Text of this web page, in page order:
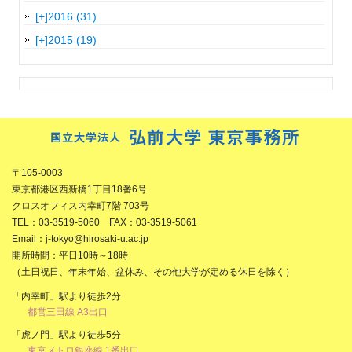
[+]2016 (31)
[+]2015 (19)
〒105-0003
東京都港区西新橋1丁目18番6号
クロスオフィス内幸町7階 703号
TEL：03-3519-5060 FAX：03-3519-5061
Email：j-tokyo@hirosaki-u.ac.jp
開所時間：平日10時～18時
（土日祝日、年末年始、盆休み、その他大学が定める休日を除く）
「内幸町」駅より徒歩2分
都営三田線 A3出口
「虎ノ門」駅より徒歩5分